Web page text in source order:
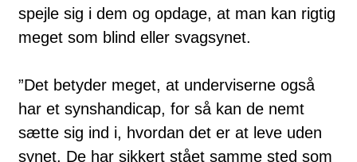
spejle sig i dem og opdage, at man kan rigtig
meget som blind eller svagsynet.
”Det betyder meget, at underviserne også
har et synshandicap, for så kan de nemt
sætte sig ind i, hvordan det er at leve uden
synet. De har sikkert stået samme sted som